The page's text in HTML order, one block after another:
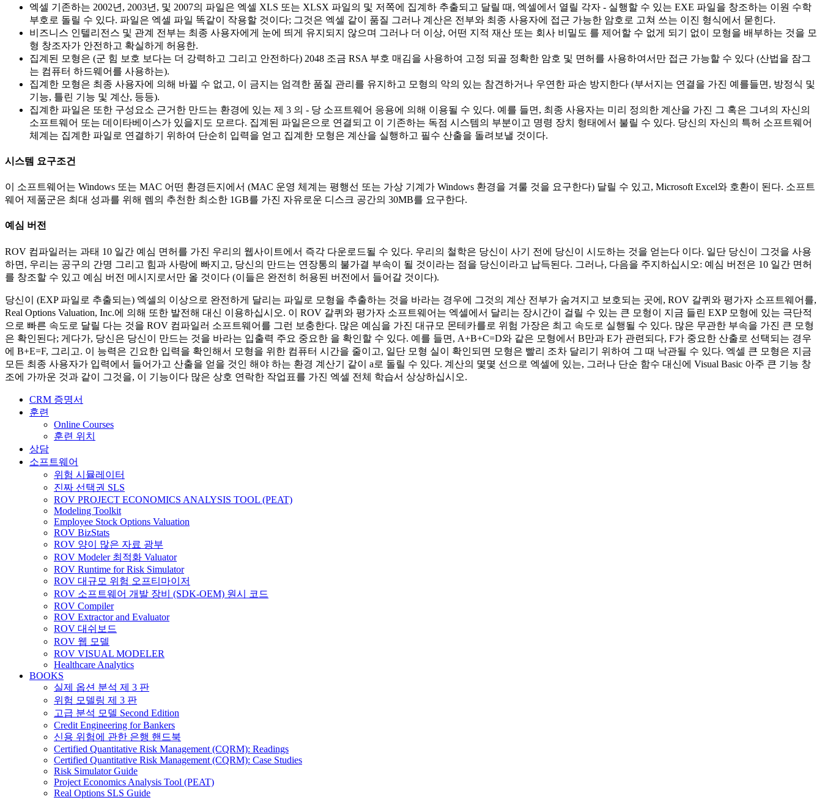
엑셀 기존하는 2002년, 2003년, 및 2007의 파일은 엑셀 XLS 또는 XLSX 파일의 및 저쪽에 집계하 추출되고 달릴 때, 엑셀에서 열릴 각자 ‐ 실행할 수 있는 EXE 파일을 창조하는 이원 수학
부호로 돌릴 수 있다. 파일은 엑셀 파일 똑같이 작용할 것이다; 그것은 엑셀 같이 품질 그러나 계산은 전부와 최종 사용자에 접근 가능한 암호로 고쳐 쓰는 이진 형식에서 묻힌다.
비즈니스 인텔리전스 및 관계 전부는 최종 사용자에게 눈에 띄게 유지되지 않으며 그러나 더 이상, 어떤 지적 재산 또는 회사 비밀도 를 제어할 수 없게 되기 없이 모형을 배부하는 것을 모
형 창조자가 안전하고 확실하게 허용한.
집계된 모형은 (군 힘 보호 보다는 더 강력하고 그리고 안전하다) 2048 조금 RSA 부호 매김을 사용하여 고정 되골 정확한 암호 및 면허를 사용하여서만 접근 가능할 수 있다 (산법을 잠그
는 컴퓨터 하드웨어를 사용하는).
집계한 모형은 최종 사용자에 의해 바뀔 수 없고, 이 금지는 엄격한 품질 관리를 유지하고 모형의 악의 있는 참견하거나 우연한 파손 방지한다 (부서지는 연결을 가진 예를들면, 방정식 및
기능, 틀린 기능 및 계산, 등등).
집계한 파일은 또한 구성요소 근거한 만드는 환경에 있는 제 3 의 ‐ 당 소프트웨어 응용에 의해 이용될 수 있다. 예를 들면, 최종 사용자는 미리 정의한 계산을 가진 그 혹은 그녀의 자신의
소프트웨어 또는 데이타베이스가 있을지도 모르다. 집계된 파일은으로 연결되고 이 기존하는 독점 시스템의 부분이고 명령 장치 형태에서 불릴 수 있다. 당신의 자신의 특허 소프트웨어
체계는 집계한 파일로 연결하기 위하여 단순히 입력을 얻고 집계한 모형은 계산을 실행하고 필수 산출을 돌려보낼 것이다.
시스템 요구조건
이 소프트웨어는 Windows 또는 MAC 어떤 환경든지에서 (MAC 운영 체계는 평행선 또는 가상 기계가 Windows 환경을 겨룰 것을 요구한다) 달릴 수 있고, Microsoft Excel와 호환이 된다. 소프트
웨어 제품군은 최대 성과를 위해 렘의 추천한 최소한 1GB를 가진 자유로운 디스크 공간의 30MB를 요구한다.
예심 버전
ROV 컴파일러는 과태 10 일간 예심 면허를 가진 우리의 웹사이트에서 즉각 다운로드될 수 있다. 우리의 철학은 당신이 사기 전에 당신이 시도하는 것을 얻는다 이다. 일단 당신이 그것을 사용
하면, 우리는 공구의 간명 그리고 힘과 사랑에 빠지고, 당신의 만드는 연장통의 불가결 부속이 될 것이라는 점을 당신이라고 납득된다. 그러나, 다음을 주지하십시오: 예심 버전은 10 일간 면허
를 창조할 수 있고 예심 버전 메시지로서만 올 것이다 (이들은 완전히 허용된 버전에서 들어갈 것이다).
당신이 (EXP 파일로 추출되는) 엑셀의 이상으로 완전하게 달리는 파일로 모형을 추출하는 것을 바라는 경우에 그것의 계산 전부가 숨겨지고 보호되는 곳에, ROV 갈퀴와 평가자 소프트웨어를,
Real Options Valuation, Inc.에 의해 또한 발전해 대신 이용하십시오. 이 ROV 갈퀴와 평가자 소프트웨어는 엑셀에서 달리는 장시간이 걸릴 수 있는 큰 모형이 지금 들린 EXP 모형에 있는 극단적
으로 빠른 속도로 달릴 다는 것을 ROV 컴파일러 소프트웨어를 그런 보충한다. 많은 예심을 가진 대규모 몬테카를로 위험 가장은 최고 속도로 실행될 수 있다. 많은 무관한 부속을 가진 큰 모형
은 확인된다; 게다가, 당신은 당신이 만드는 것을 바라는 입출력 주요 중요한 을 확인할 수 있다. 예를 들면, A+B+C=D와 같은 모형에서 B만과 E가 관련되다, F가 중요한 산출로 선택되는 경우
에 B+E=F, 그리고. 이 능력은 긴요한 입력을 확인해서 모형을 위한 컴퓨터 시간을 줄이고, 일단 모형 실이 확인되면 모형은 빨리 조차 달리기 위하여 그 때 낙관될 수 있다. 엑셀 큰 모형은 지금
모든 최종 사용자가 입력에서 들어가고 산출을 얻을 것인 해야 하는 환경 계산기 같이 a로 돌릴 수 있다. 계산의 몇몇 선으로 엑셀에 있는, 그러나 단순 함수 대신에 Visual Basic 아주 큰 기능 창
조에 가까운 것과 같이 그것을, 이 기능이다 많은 상호 연락한 작업표를 가진 엑셀 전체 학습서 상상하십시오.
CRM 증명서
훈련
Online Courses
훈련 위치
상담
소프트웨어
위험 시뮬레이터
진짜 선택권 SLS
ROV PROJECT ECONOMICS ANALYSIS TOOL (PEAT)
Modeling Toolkit
Employee Stock Options Valuation
ROV BizStats
ROV 양이 많은 자료 광부
ROV Modeler 최적화 Valuator
ROV Runtime for Risk Simulator
ROV 대규모 위험 오프티마이저
ROV 소프트웨어 개발 장비 (SDK-OEM) 원시 코드
ROV Compiler
ROV Extractor and Evaluator
ROV 대쉬보드
ROV 웹 모델
ROV VISUAL MODELER
Healthcare Analytics
BOOKS
실제 옵션 분석 제 3 판
위험 모델링 제 3 판
고급 분석 모델 Second Edition
Credit Engineering for Bankers
신용 위험에 관한 은행 핸드북
Certified Quantitative Risk Management (CQRM): Readings
Certified Quantitative Risk Management (CQRM): Case Studies
Risk Simulator Guide
Project Economics Analysis Tool (PEAT)
Real Options SLS Guide